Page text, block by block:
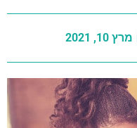
מרץ 10, 2021